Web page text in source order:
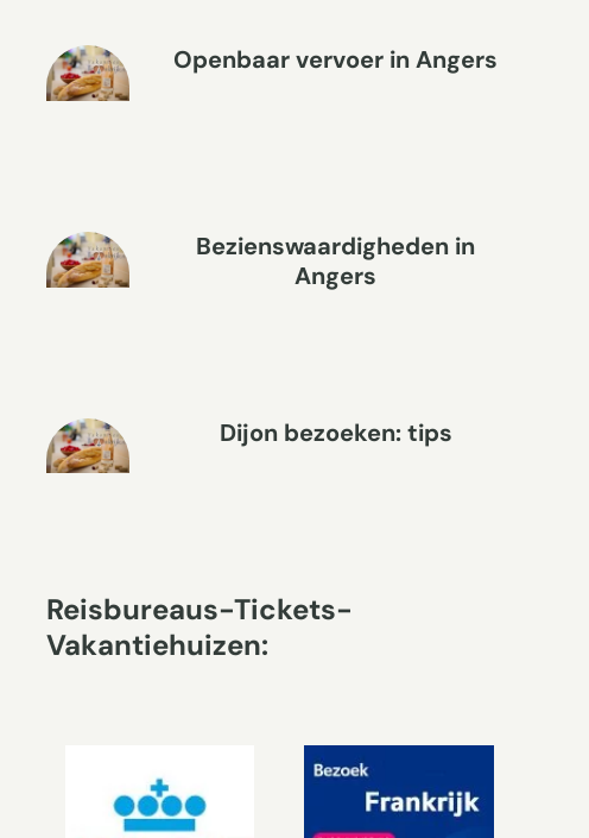
Openbaar vervoer in Angers
Bezienswaardigheden in
Angers
Dijon bezoeken: tips
Reisbureaus-Tickets-
Vakantiehuizen: